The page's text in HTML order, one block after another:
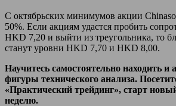
С октябрьских минимумов акции
50%. Если акциям удастся пробить
HKD 7,20 и выйти из треугольника, то
станут уровни HKD 7,70 и HKD 8,00.
Научитесь самостоятельно находить и
фигуры технического анализа.
«Практический трейдинг», старт
неделю.